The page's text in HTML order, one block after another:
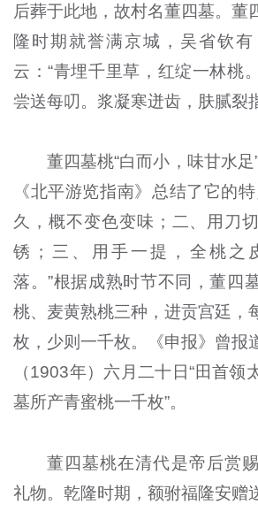
后葬于此地，故村名董四墓。董
隆时期就誉满京城，吴省钦
云：“青埋千里草，红绽一林桃
尝送每叨。浆凝寒迸齿，肤腻裂
董四墓桃“白而小，味甘水
《北平游览指南》总结了它的
久，概不变色变味；二、用刀
锈；三、用手一提，全桃之
落。”根据成熟时节不同，董四
桃、麦黄熟桃三种，进贡宫廷，
枚，少则一千枚。《申报》曾报
（1903年）六月二十日“田首领
墓所产青蜜桃一千枚”。
董四墓桃在清代是帝后赏
礼物。乾隆时期，额驸福隆安赠